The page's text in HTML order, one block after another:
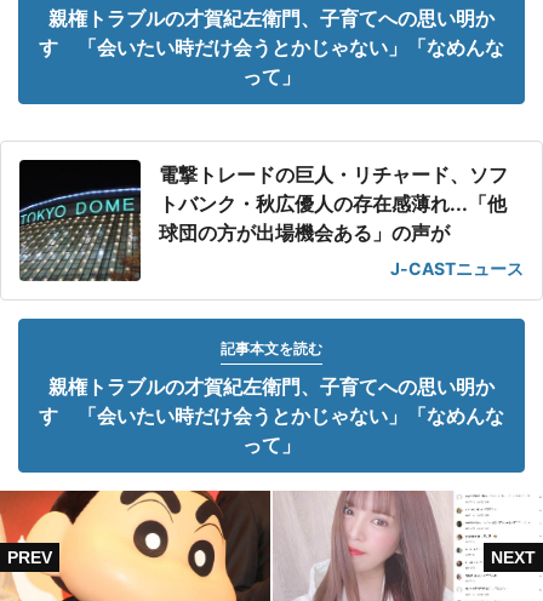
親権トラブルの才賀紀左衛門、子育てへの思い明か
す 「会いたい時だけ会うとかじゃない」「なめんな
って」
電撃トレードの巨人・リチャード、ソフ
トバンク・秋広優人の存在感薄れ...「他
球団の方が出場機会ある」の声が
J-CASTニュース
記事本文を読む
親権トラブルの才賀紀左衛門、子育てへの思い明か
す 「会いたい時だけ会うとかじゃない」「なめんな
って」